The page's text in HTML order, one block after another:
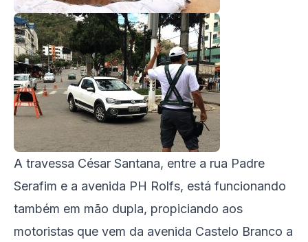
A travessa César Santana, entre a rua Padre
Serafim e a avenida PH Rolfs, está funcionando
também em mão dupla, propiciando aos
motoristas que vem da avenida Castelo Branco a